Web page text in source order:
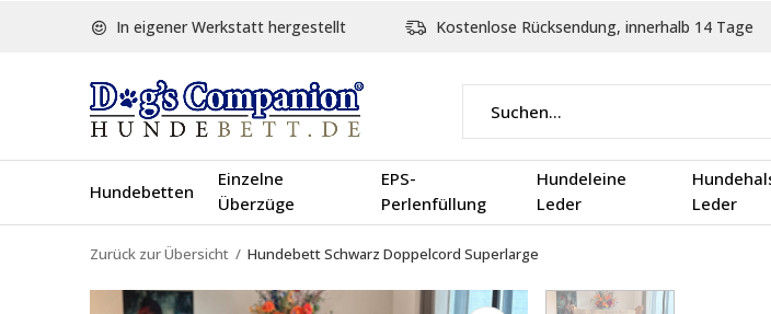
Hundebetten
Einzelne
Überzüge
EPS-
Perlenfüllung
Hundeleine
Leder
Leder
In eigener Werkstatt hergestellt Kostenlose Rücksendung, innerhalb 14 Tage
Zurück zur Übersicht Hundebett Schwarz Doppelcord Superlarge